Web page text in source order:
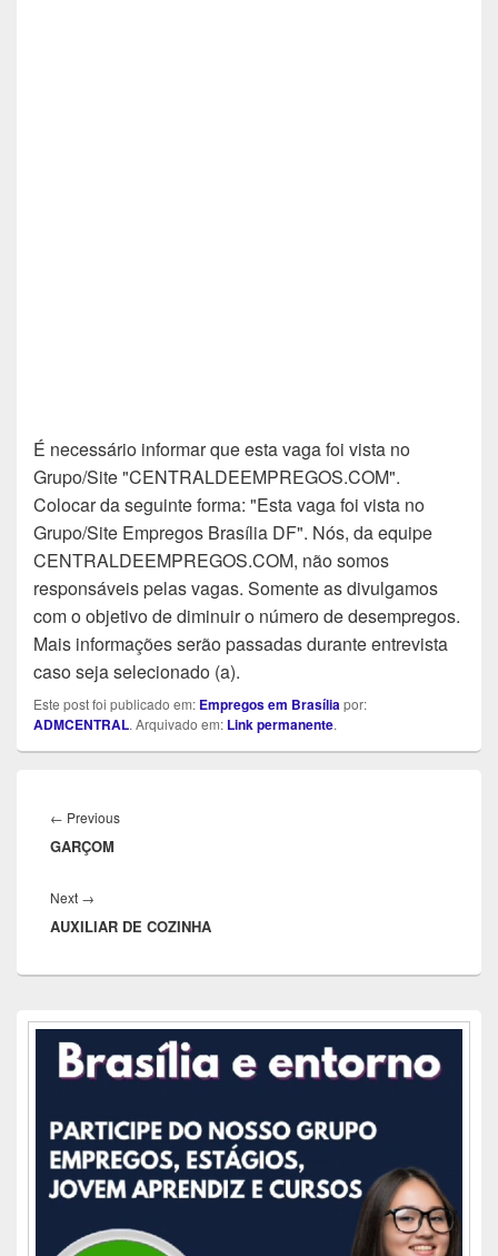
É necessário informar que esta vaga foi vista no
Grupo/Site "CENTRALDEEMPREGOS.COM".
Colocar da seguinte forma: "Esta vaga foi vista no
Grupo/Site Empregos Brasília DF". Nós, da equipe
CENTRALDEEMPREGOS.COM, não somos
responsáveis pelas vagas. Somente as divulgamos
com o objetivo de diminuir o número de desempregos.
Mais informações serão passadas durante entrevista
caso seja selecionado (a).
Este post foi publicado em: Empregos em Brasíliapor:
ADMCENTRAL. Arquivado em: Link permanente.
de
Post
← PreviousPrevious
GARÇOM
Next →
post:
AUXILIAR DE COZINHA
Área